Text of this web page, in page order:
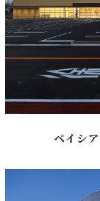
ベイシ